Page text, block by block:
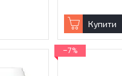
Купити
–7%